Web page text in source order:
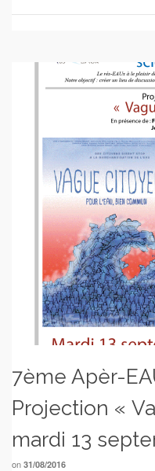
7ème Apèr-
Projection «
mardi 13
on 31/08/2016